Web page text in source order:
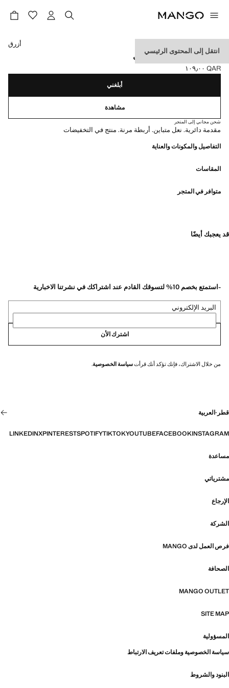
انتقل إلى المحتوى الرئيسي
حذاء رياضي بتصميم جورب
السعر الحالي [QAR ١٠٩٫٠٠ ]
QAR ١٠٩٫٠٠
حدد اللون
أزرق
أبلغني
مشاهدة
شحن مجاني إلى المتجر
مقدمة دائرية. نعل متباين. أربطة مرنة. منتج في التخفيضات
التفاصيل والمكونات والعناية
المقاسات
متوافر في المتجر
قد يعجبك أيضًا
-استمتع بخصم 10% لتسوقك القادم عند اشتراكك في نشرتنا الاخبارية
البريد الإلكتروني
اشترك الأن
من خلال الاشتراك، فإنك تؤكد أنك قرأتسياسة الخصوصية.
قطر ·العربية
INSTAGRAM
FACEBOOK
YOUTUBE
TIKTOK
SPOTIFY
PINTEREST
X
LINKEDIN
مساعدة
مشترياتي
الإرجاع
الشركة
فرص العمل لدى MANGO
الصحافة
MANGO OUTLET
SITE MAP
المسؤولية
سياسة الخصوصية وملفات تعريف الارتباط
البنود والشروط